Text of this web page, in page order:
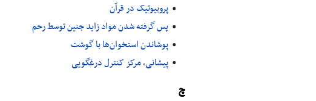
پروبیوتیک در قرآن
پس گرفته شدن مواد زاید جنین توسط رحم
پوشاندن استخوان‌ها با گوشت
پیشانی، مرکز کنترل درغگویی
چ